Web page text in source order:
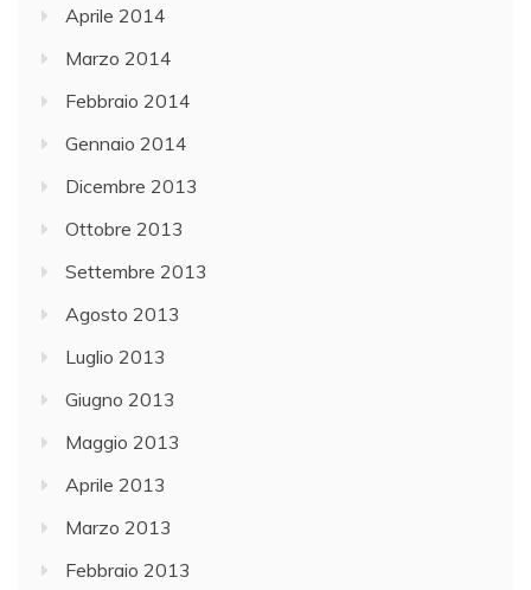
Aprile 2014
Marzo 2014
Febbraio 2014
Gennaio 2014
Dicembre 2013
Ottobre 2013
Settembre 2013
Agosto 2013
Luglio 2013
Giugno 2013
Maggio 2013
Aprile 2013
Marzo 2013
Febbraio 2013